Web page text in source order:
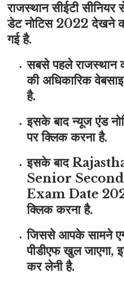
राजस्थान सीईटी
डेट नोटिस 2022 देखने
गई है.
सबसे पहले राजस्थान
की अधिकारिक
है.
इसके बाद न्यूज एंड
पर क्लिक करना है.
इसके बाद
Senior
Exam Date
क्लिक करना है.
जिससे आपके सामने
पीडीएफ खुल जाएगा,
कर लेनी है.